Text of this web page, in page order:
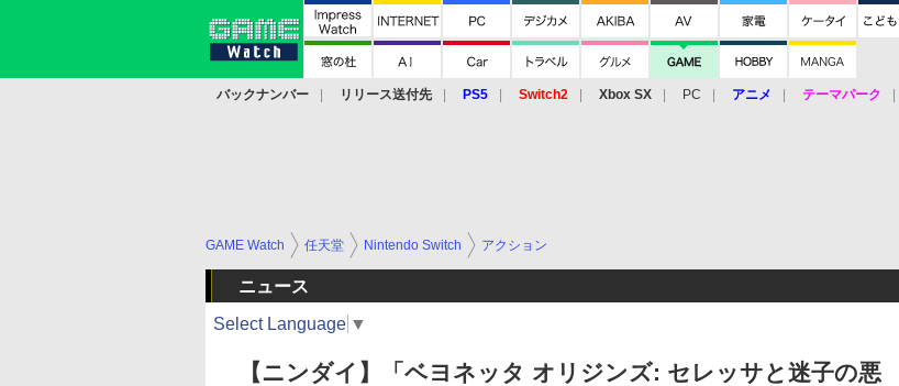
バックナンバー リリース送付先 PS5 Switch2 Xbox SX PC アニメ テーマパーク
GAME Watch 任天堂 Nintendo Switch アクション
ニュース
Select Language ▼
【ニンダイ】「ベヨネッタ オリジンズ: セレッサと迷子の悪